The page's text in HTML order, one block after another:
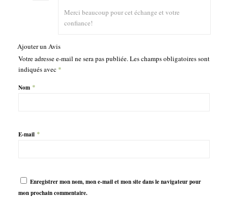
Merci beaucoup pour cet échange et votre
confiance!
Ajouter un Avis
Votre adresse e-mail ne sera pas publiée.Les champs obligatoires sont
indiqués avec *
Nom *
E-mail *
Enregistrer mon nom, mon e-mail et mon site dans le navigateur pour
mon prochain commentaire.